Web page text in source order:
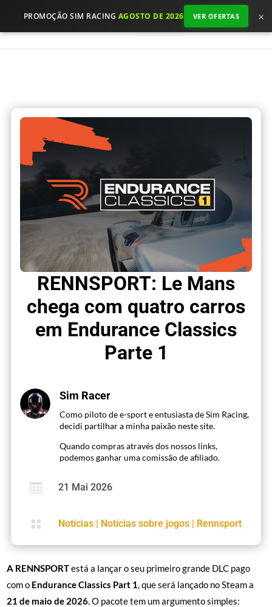
PROMOÇÃO SIM RACING AGOSTO DE 2026 VER OFERTAS ×
RENNSPORT: Le Mans
chega com quatro carros
em Endurance Classics
Parte 1
Sim Racer
Como piloto de e-sport e entusiasta de Sim Racing,
decidi partilhar a minha paixão neste site.
Quando compras através dos nossos links,
podemos ganhar uma comissão de afiliado.
 21 Mai 2026
 Notícias | Notícias sobre jogos | Rennsport
A RENNSPORTestá a lançar o seu primeiro grande DLC pago
com o Endurance Classics Part 1, que será lançado no Steam a
21 de maio de 2026. O pacote tem um argumento simples: